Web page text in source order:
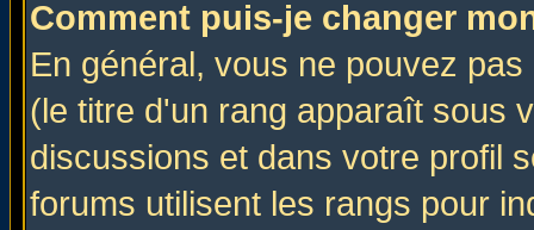
Comment puis-je changer
En général, vous ne pouvez
(le titre d'un rang apparaît sous
discussions et dans votre profil
forums utilisent les rangs pour